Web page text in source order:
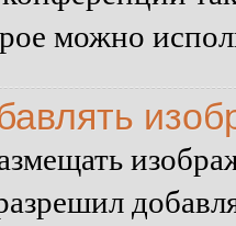
можно